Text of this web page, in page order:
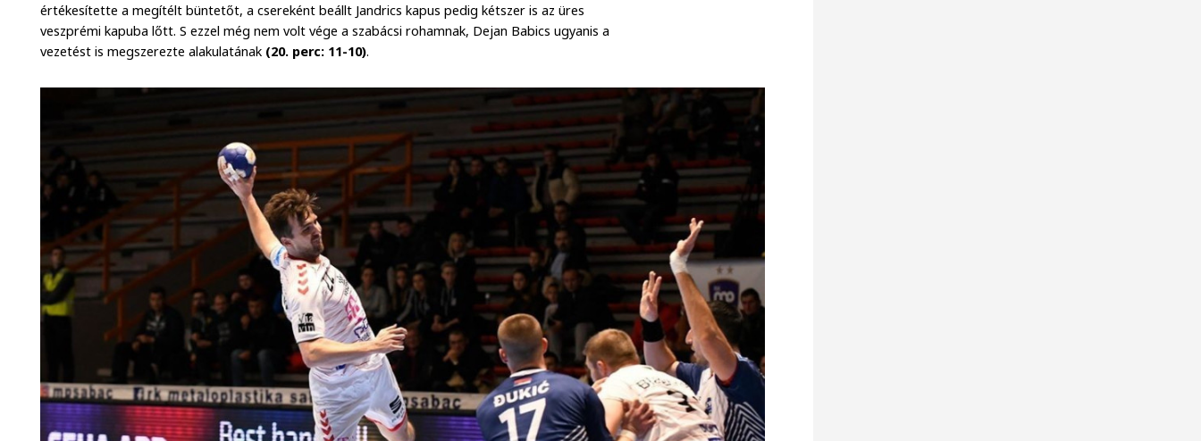
értékesítette a megítélt büntetőt, a csereként beállt Jandrics kapus pedig kétszer is az üres
veszprémi kapuba lőtt. S ezzel még nem volt vége a szabácsi rohamnak, Dejan Babics ugyanis a
vezetést is megszerezte alakulatának (20. perc: 11-10).